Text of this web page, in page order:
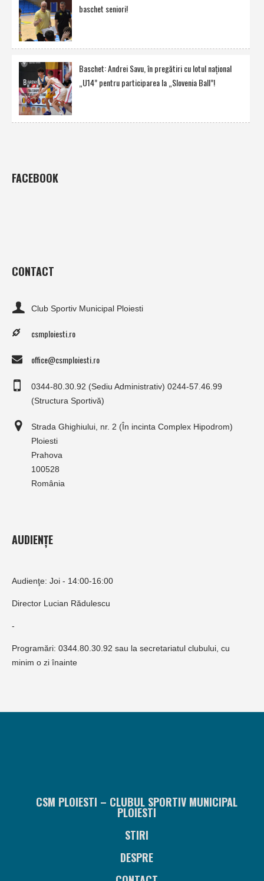
baschet seniori!
Baschet: Andrei Savu, în pregătiri cu lotul naţional
„U14” pentru participarea la „Slovenia Ball”!
FACEBOOK
CONTACT
Club Sportiv Municipal Ploiesti
csmploiesti.ro
office@csmploiesti.ro
0344-80.30.92 (Sediu Administrativ) 0244-57.46.99
(Structura Sportivă)
Strada Ghighiului, nr. 2 (În incinta Complex Hipodrom)
Ploiesti
Prahova
100528
România
AUDIENȚE
Audienţe: Joi - 14:00-16:00
Director Lucian Rădulescu
-
Programări: 0344.80.30.92 sau la secretariatul clubului, cu
minim o zi înainte
CSM PLOIESTI – CLUBUL SPORTIV MUNICIPAL
PLOIESTI
STIRI
DESPRE